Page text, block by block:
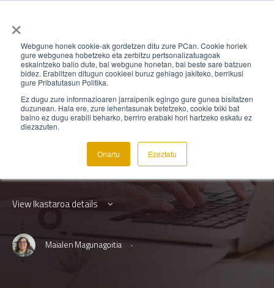
×
Webgune honek cookie-ak gordetzen ditu zure PCan. Cookie horiek
gure webgunea hobetzeko eta zerbitzu pertsonalizatuagoak
eskaintzeko balio dute, bai webgune honetan, bai beste sare batzuen
bidez. Erabiltzen ditugun cookieei buruz gehiago jakiteko, berrikusi
gure Pribatutasun Politika.
Ez dugu zure informazioaren jarraipenik egingo gure gunea bisitatzen
duzunean. Hala ere, zure lehentasunak betetzeko, cookie txiki bat
baino ez dugu erabili beharko, berriro erabaki hori hartzeko eskatu ez
diezazuten.
Onartu Ezeztatu
IKAST-04-AKTIB-ACTUA, CURSOS
AktibaTU: ekintzara
pasatu! Actúa!
Idioma: Euskara
View Ikastaroa details
Maialen Magunagoitia ·